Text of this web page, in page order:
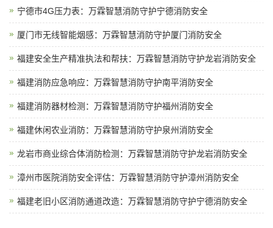
宁德市4G压力表：万霖智慧消防守护宁德消防安全
厦门市无线智能烟感：万霖智慧消防守护厦门消防安全
福建安全生产精准执法和帮扶：万霖智慧消防守护龙岩消防安全
福建消防应急响应：万霖智慧消防守护南平消防安全
福建消防器材检测：万霖智慧消防守护福州消防安全
福建休闲农业消防：万霖智慧消防守护泉州消防安全
龙岩市商业综合体消防检测：万霖智慧消防守护龙岩消防安全
漳州市医院消防安全评估：万霖智慧消防守护漳州消防安全
福建老旧小区消防通道改造：万霖智慧消防守护宁德消防安全